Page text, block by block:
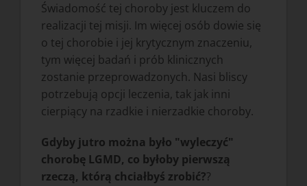
Świadomość tej choroby jest kluczem do
realizacji tej misji. Im więcej osób dowie się
o tej chorobie i jej krytycznym znaczeniu,
tym więcej badań i prób klinicznych
zostanie przeprowadzonych. Nasi bliscy
potrzebują opcji leczenia, tak jak inni
cierpiący na rzadkie i nierzadkie choroby.
Gdyby jutro można było "wyleczyć"
chorobę LGMD, co byłoby pierwszą
rzeczą, którą chciałbyś zrobić??